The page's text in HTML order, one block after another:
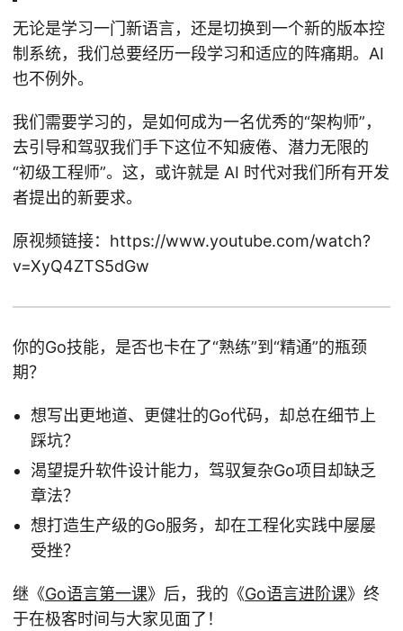
无论是学习一门新语言，还是切换到一个新的版本控
制系统，我们总要经历一段学习和适应的阵痛期。AI
也不例外。
我们需要学习的，是如何成为一名优秀的“架构师”，
去引导和驾驭我们手下这位不知疲倦、潜力无限的
“初级工程师”。这，或许就是 AI 时代对我们所有开发
者提出的新要求。
原视频链接：https://www.youtube.com/watch?
v=XyQ4ZTS5dGw
你的Go技能，是否也卡在了“熟练”到“精通”的瓶颈
期？
想写出更地道、更健壮的Go代码，却总在细节上
踩坑？
渴望提升软件设计能力，驾驭复杂Go项目却缺乏
章法？
想打造生产级的Go服务，却在工程化实践中屡屡
受挫？
继《Go语言第一课》后，我的《Go语言进阶课》终
于在极客时间与大家见面了！